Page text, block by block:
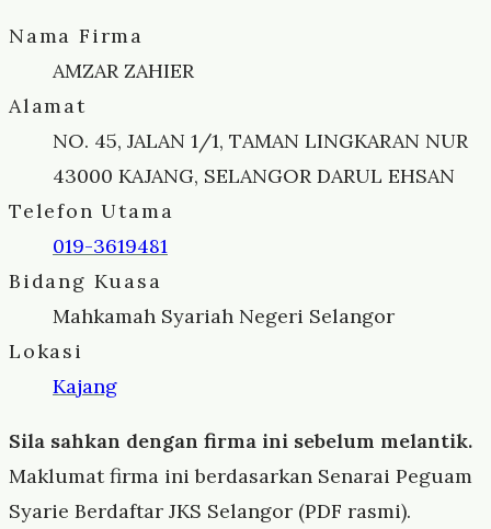
Nama Firma
AMZAR ZAHIER
Alamat
NO. 45, JALAN 1/1, TAMAN LINGKARAN NUR
43000 KAJANG, SELANGOR DARUL EHSAN
Telefon Utama
019-3619481
Bidang Kuasa
Mahkamah Syariah Negeri Selangor
Lokasi
Kajang
Sila sahkan dengan firma ini sebelum melantik.
Maklumat firma ini berdasarkan Senarai Peguam
Syarie Berdaftar JKS Selangor (PDF rasmi).